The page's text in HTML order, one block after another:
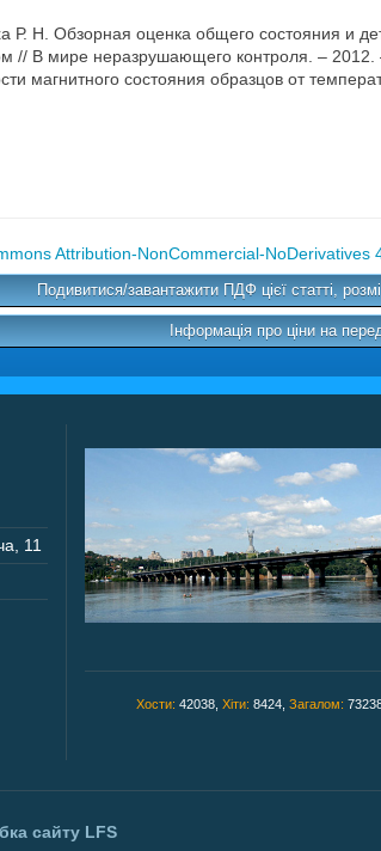
Н. Обзорная оценка общего состояния и
// В мире неразрушающего контроля. –
магнитного состояния образцов от
Attribution-NonCommercial-NoDerivatives
Подивитися/завантажити ПДФ цієї статті,
Інформація про ціни на
11
Хости: 42038, Хіти: 8424, Загалом:
сайту LFS